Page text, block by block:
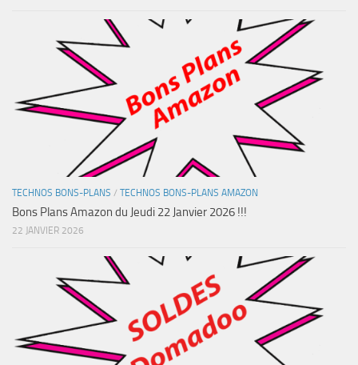
TECHNOS BONS-PLANS / TECHNOS BONS-PLANS AMAZON
Bons Plans Amazon du Jeudi 22 Janvier 2026 !!!
22 JANVIER 2026